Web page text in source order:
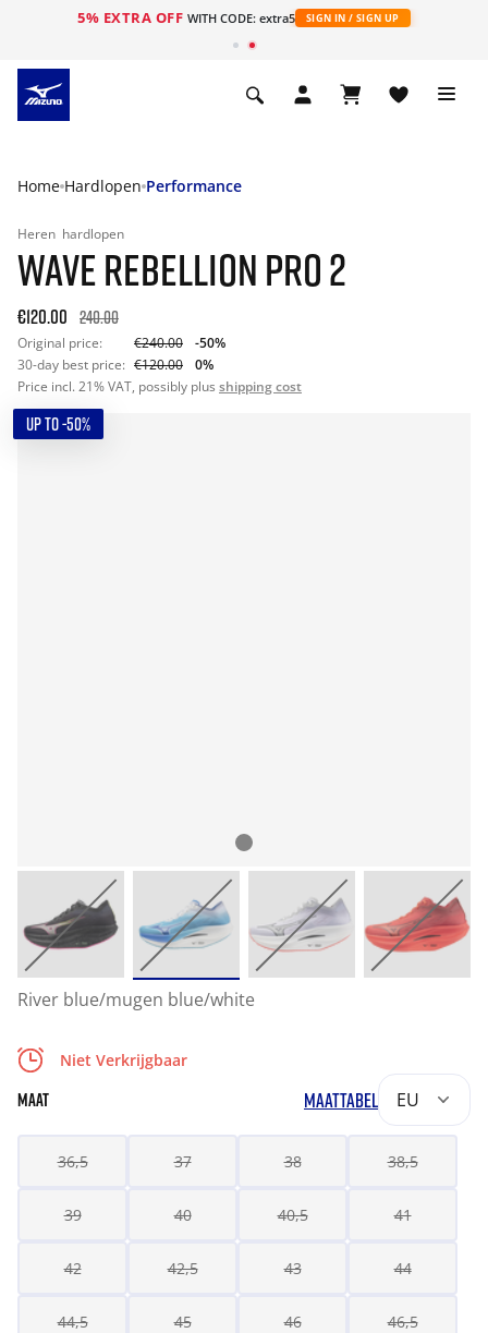
5% EXTRA OFF WITH CODE: extra5 SIGN IN / SIGN UP
Home Hardlopen Performance
Heren hardlopen
WAVE REBELLION PRO 2
€120.00 240.00
Original price: €240.00
-50%
30-day best price: €120.00
0%
Price incl. 21% VAT, possibly plus shipping cost
UP TO -50%
River blue/mugen blue/white
Niet Verkrijgbaar
MAAT MAATTABEL EU
36,5 37 38 38,5
39 40 40,5 41
42 42,5 43 44
44,5 45 46 46,5